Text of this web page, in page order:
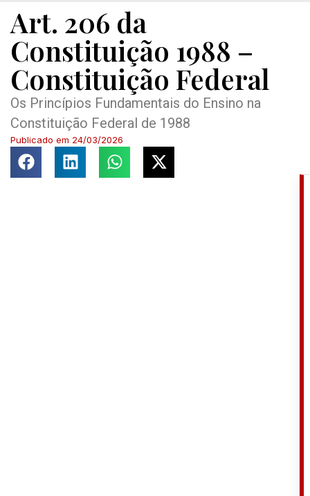
Art. 206 da
Constituição 1988 –
Constituição Federal
Os Princípios Fundamentais do Ensino na
Constituição Federal de 1988
Publicado em 24/03/2026